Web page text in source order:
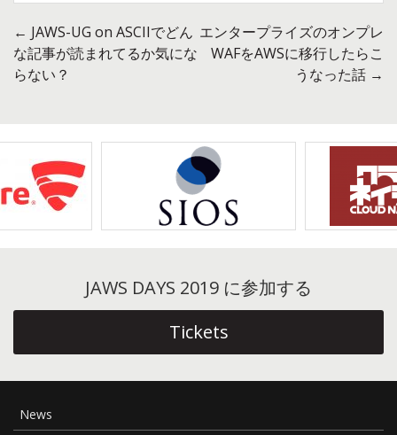
投
稿
ビ
ゲ
ー
ン
← JAWS-UG on ASCIIでどん
な記事が読まれてるか気にな
らない？
エンタープライズのオンプレ
WAFをAWSに移行したらこ
うなった話 →
JAWS DAYS 2019 に参加する
Tickets
News